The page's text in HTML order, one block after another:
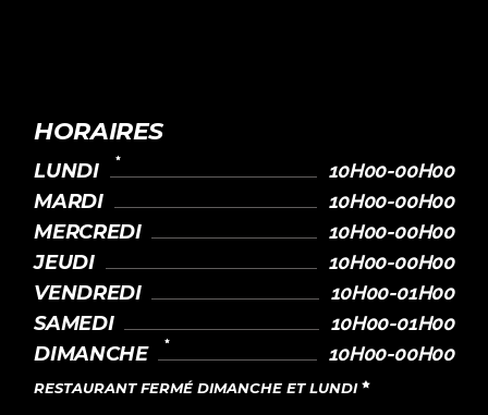
HORAIRES
LUNDI 10H00-00H00
MARDI 10H00-00H00
MERCREDI 10H00-00H00
JEUDI 10H00-00H00
VENDREDI 10H00-01H00
SAMEDI 10H00-01H00
DIMANCHE 10H00-00H00
RESTAURANT FERMÉ DIMANCHE ET LUNDI